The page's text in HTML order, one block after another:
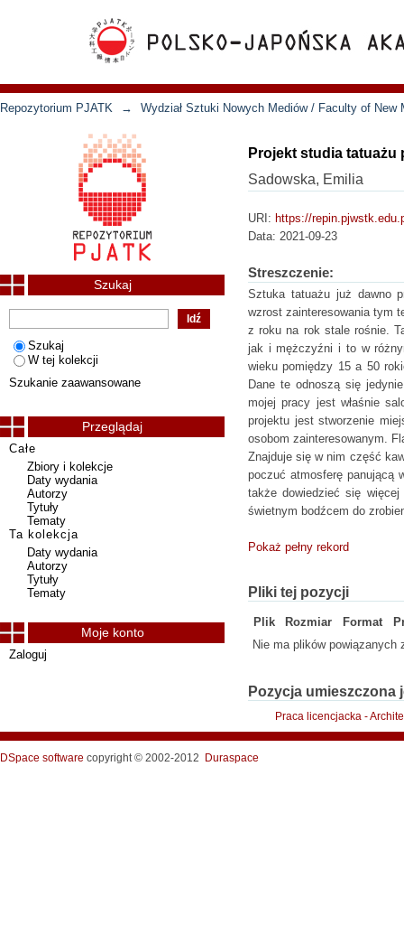
Repozytorium PJATK → Wydział Sztuki Nowych Mediów / Faculty of New
Projekt studia tatuażu
Sadowska, Emilia
URI: https://
Data: 2021-09-23
Streszczenie:
Sztuka tatuażu już dawno
wzrost zainteresowania tym
z roku na rok stale rośnie.
jak i mężczyźni i to w
wieku pomiędzy 15 a 50
Dane te odnoszą się
mojej pracy jest właśnie
projektu jest stworzenie
osobom zainteresowanym.
Znajduje się w nim część
poczuć atmosferę panującą
także dowiedzieć się
świetnym bodźcem do
Pokaż pełny rekord
Pliki tej pozycji
Plik Rozmiar Format
Nie ma plików powiązanych
Pozycja
Praca licencjacka -
Szukaj
Szukaj
W tej kolekcji
Szukanie zaawansowane
Przeglądaj
Całe
Zbiory i kolekcje
Daty wydania
Autorzy
Tytuły
Tematy
Ta kolekcja
Daty wydania
Autorzy
Tytuły
Tematy
Moje konto
Zaloguj
DSpace software copyright © 2002-2012 Duraspace